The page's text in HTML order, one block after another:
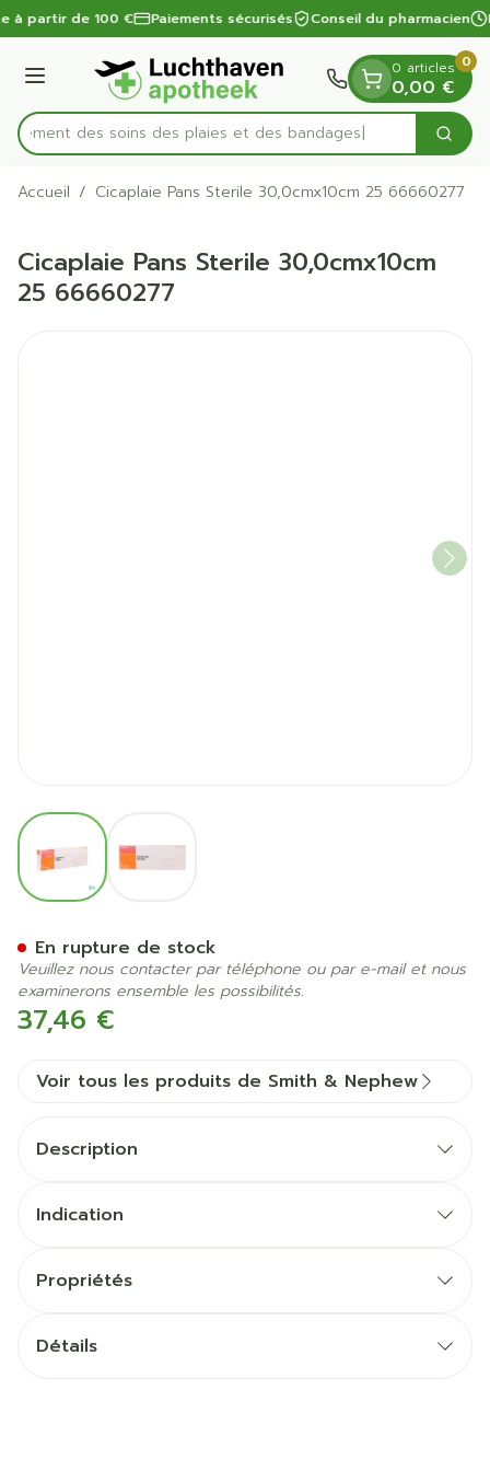
Aller au contenu
1 de 1
à partir de 100 € Paiements sécurisés Conseil du pharmacien
Menu
Rechercherdes soins des plaies et des bandages
0 articles
0,00 €
0
Accueil / Cicaplaie Pans Sterile 30,0cmx10cm 25 66660277
Cicaplaie Pans Sterile 30,0cmx10cm
25 66660277
View larger image
37,46 €
En rupture de stock
Veuillez nous contacter par téléphone ou par e-mail et nous
examinerons ensemble les possibilités.
Voir tous les produits de Smith & Nephew
Description
Indication
Propriétés
Détails